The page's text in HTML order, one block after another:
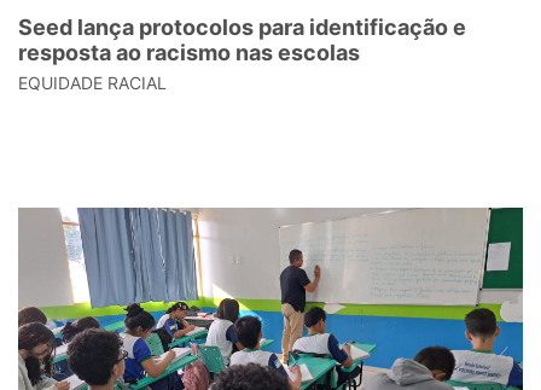
Seed lança protocolos para identificação e
resposta ao racismo nas escolas
EQUIDADE RACIAL